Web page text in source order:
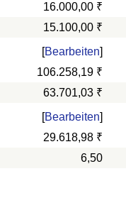
16.000,00 ₹
15.100,00 ₹
[Bearbeiten]
106.258,19 ₹
63.701,03 ₹
[Bearbeiten]
29.618,98 ₹
6,50